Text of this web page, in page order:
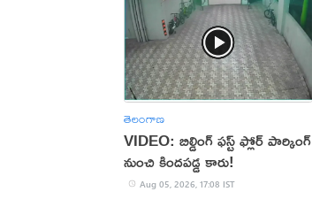
తెలంగాణ
VIDEO: బిల్డింగ్ ఫస్ట్ ఫ్లోర్ పార్కింగ్
నుంచి కిందపడ్డ కారు!
Aug 05, 2026, 17:08 IST